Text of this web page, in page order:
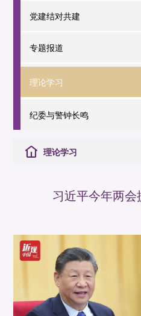
党建结对共建
专题报道
理论学习
纪委与警钟长鸣
理论学习
习近平今年两会